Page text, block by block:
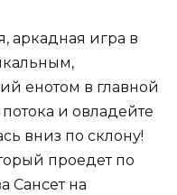
аркадная игра в
енотом в главной
и овладейте
вниз по склону!
проедет по
Сансет на